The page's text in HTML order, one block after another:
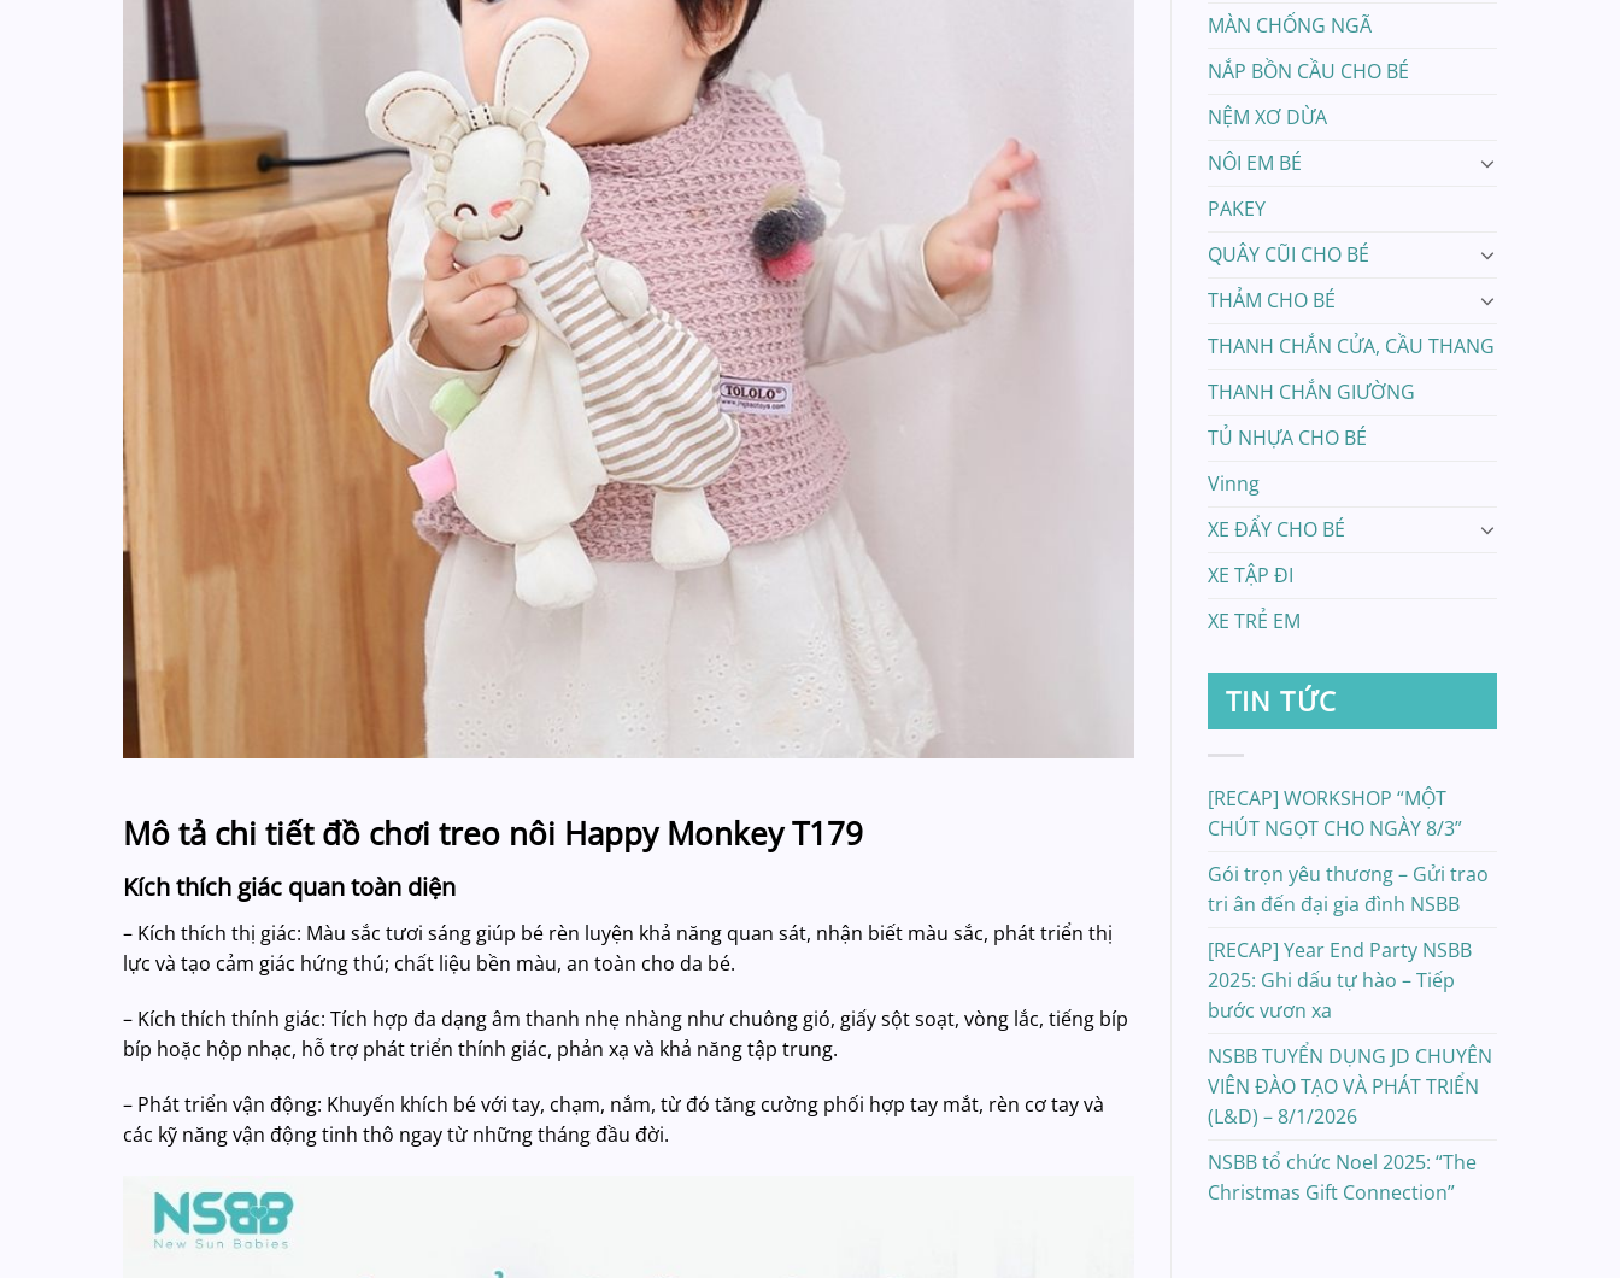
MÀN CHỐNG NGÃ
NẮP BỒN CẦU CHO BÉ
NỆM XƠ DỪA
NÔI EM BÉ
PAKEY
QUÂY CŨI CHO BÉ
THẢM CHO BÉ
THANH CHẮN CỬA, CẦU THANG
THANH CHẮN GIƯỜNG
TỦ NHỰA CHO BÉ
Vinng
XE ĐẨY CHO BÉ
XE TẬP ĐI
XE TRẺ EM
TIN TỨC
[RECAP] WORKSHOP “MỘT
CHÚT NGỌT CHO NGÀY 8/3”
Gói trọn yêu thương – Gửi trao
tri ân đến đại gia đình NSBB
[RECAP] Year End Party NSBB
2025: Ghi dấu tự hào – Tiếp
bước vươn xa
NSBB TUYỂN DỤNG JD CHUYÊN
VIÊN ĐÀO TẠO VÀ PHÁT TRIỂN
(L&D) – 8/1/2026
NSBB tổ chức Noel 2025: “The
Christmas Gift Connection”
Mô tả chi tiết đồ chơi treo nôi Happy Monkey T179
Kích thích giác quan toàn diện
– Kích thích thị giác: Màu sắc tươi sáng giúp bé rèn luyện khả năng quan sát, nhận biết màu sắc, phát triển thị
lực và tạo cảm giác hứng thú; chất liệu bền màu, an toàn cho da bé.
– Kích thích thính giác: Tích hợp đa dạng âm thanh nhẹ nhàng như chuông gió, giấy sột soạt, vòng lắc, tiếng bíp
bíp hoặc hộp nhạc, hỗ trợ phát triển thính giác, phản xạ và khả năng tập trung.
– Phát triển vận động: Khuyến khích bé với tay, chạm, nắm, từ đó tăng cường phối hợp tay mắt, rèn cơ tay và
các kỹ năng vận động tinh thô ngay từ những tháng đầu đời.